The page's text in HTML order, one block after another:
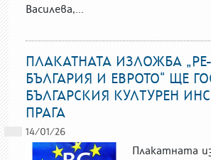
Василева,...
ПЛАКАТНАТА ИЗЛОЖБА
БЪЛГАРИЯ И ЕВРОТО“ ЩЕ
БЪЛГАРСКИЯ КУЛТУРЕН
ПРАГА
14/01/26
Плакатната